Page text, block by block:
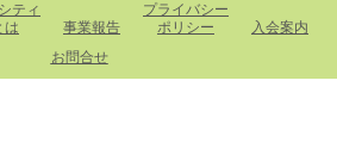
ティ
は
事業報告
プライバシー
ポリシー
入会案内
お問合せ